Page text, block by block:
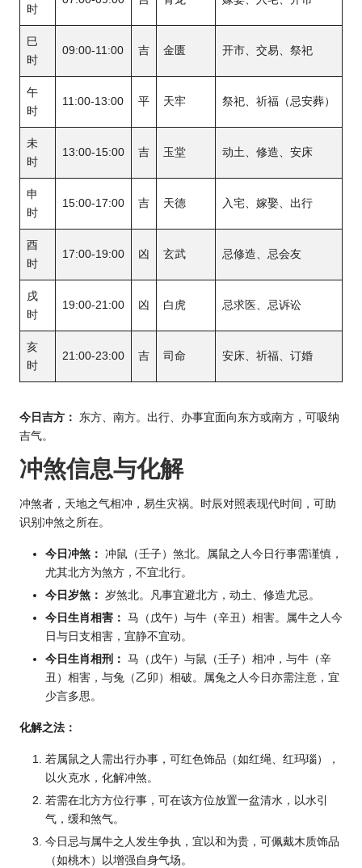
时
巳
时
09:00-11:00 吉 金匮 开市、交易、祭祀
午
时
11:00-13:00 平 天牢 祭祀、祈福（忌安葬）
未
时
13:00-15:00 吉 玉堂 动土、修造、安床
申
时
15:00-17:00 吉 天德 入宅、嫁娶、出行
酉
时
17:00-19:00 凶 玄武 忌修造、忌会友
戌
时
19:00-21:00 凶 白虎 忌求医、忌诉讼
亥
时
21:00-23:00 吉 司命 安床、祈福、订婚
今日吉方：
东方、南方。出行、办事宜面向东方或南方，可吸纳
吉气。
冲煞信息与化解
冲煞者，天地之气相冲，易生灾祸。时辰对照表现代时间，可助
识别冲煞之所在。
今日冲煞： 冲鼠（壬子）煞北。属鼠之人今日行事需谨慎，
尤其北方为煞方，不宜北行。
今日岁煞： 岁煞北。凡事宜避北方，动土、修造尤忌。
今日 生肖相害： 马（戊午）与牛（辛丑）相害。属牛之人今
日与日支相害，宜静不宜动。
今日生肖相刑： 马（戊午）与鼠（壬子）相冲，与牛（辛
丑）相害，与兔（乙卯）相破。属兔之人今日亦需注意，宜
少言多思。
化解之法：
若属鼠之人需出行办事，可红色饰品（如红绳、红玛瑙），
以火克水，化解冲煞。
若需在北方方位行事，可在该方位放置一盆清水，以水引
气，缓和煞气。
今日忌与属牛之人发生争执，宜以和为贵，可佩戴木质饰品
（如桃木）以增强自身气场。